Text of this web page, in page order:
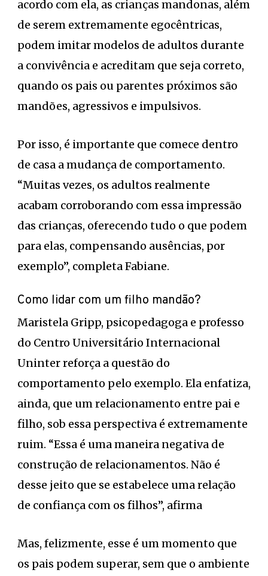
acordo com ela, as crianças mandonas, além
de serem extremamente egocêntricas,
podem imitar modelos de adultos durante
a convivência e acreditam que seja correto,
quando os pais ou parentes próximos são
mandões, agressivos e impulsivos.
Por isso, é importante que comece dentro
de casa a mudança de comportamento.
“Muitas vezes, os adultos realmente
acabam corroborando com essa impressão
das crianças, oferecendo tudo o que podem
para elas, compensando ausências, por
exemplo”, completa Fabiane.
Como lidar com um filho mandão?
Maristela Gripp, psicopedagoga e professo
do Centro Universitário Internacional
Uninter reforça a questão do
comportamento pelo exemplo. Ela enfatiza,
ainda, que um relacionamento entre pai e
filho, sob essa perspectiva é extremamente
ruim. “Essa é uma maneira negativa de
construção de relacionamentos. Não é
desse jeito que se estabelece uma relação
de confiança com os filhos”, afirma
Mas, felizmente, esse é um momento que
os pais podem superar, sem que o ambiente